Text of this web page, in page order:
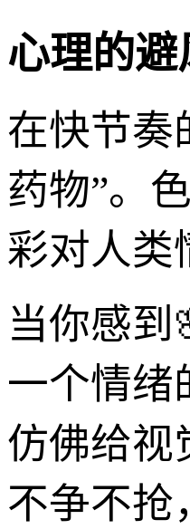
心理的
在快节奏
药物”。
彩对人类
当你感到
一个情绪
仿佛给视
不争不抢